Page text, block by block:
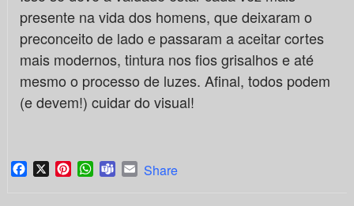
presente na vida dos homens, que deixaram o
preconceito de lado e passaram a aceitar cortes
mais modernos, tintura nos fios grisalhos e até
mesmo o processo de luzes. Afinal, todos podem
(e devem!) cuidar do visual!
Facebook
X PinterestWhatsApp
TeamsEmail
Share